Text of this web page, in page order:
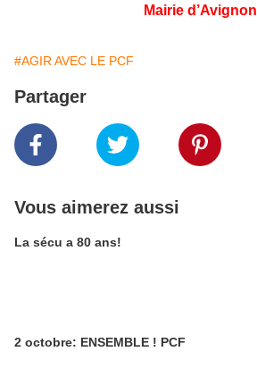
Mairie d’Avignon
#AGIR AVEC LE PCF
Partager
Vous aimerez aussi
La sécu a 80 ans!
2 octobre: ENSEMBLE ! PCF